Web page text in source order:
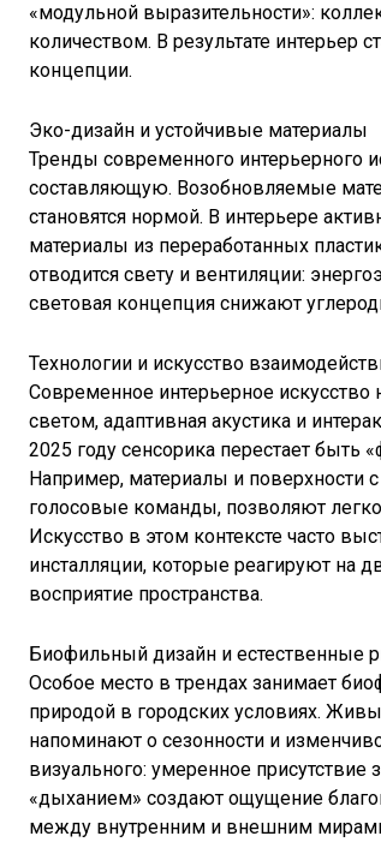
«модульной выразительности»:
количеством. В результате интерьер
концепции.
Эко-дизайн и устойчивые материалы
Тренды современного интерьерного
составляющую. Возобновляемые
становятся нормой. В интерьере
материалы из переработанных
отводится свету и вентиляции:
световая концепция снижают
Технологии и искусство
Современное интерьерное
светом, адаптивная акустика и
2025 году сенсорика перестает быть
Например, материалы и поверхности
голосовые команды, позволяют
Искусство в этом контексте часто
инсталляции, которые реагируют на
восприятие пространства.
Биофильный дизайн и естественные
Особое место в трендах занимает
природой в городских условиях.
напоминают о сезонности и
визуального: умеренное
«дыханием» создают ощущение
между внутренним и внешним мирами